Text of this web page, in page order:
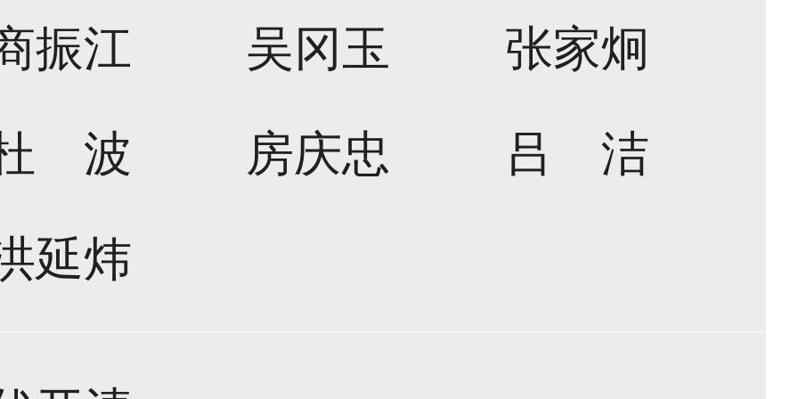
振江 吴冈玉
张家炯
波
房庆忠
吕 洁
延炜